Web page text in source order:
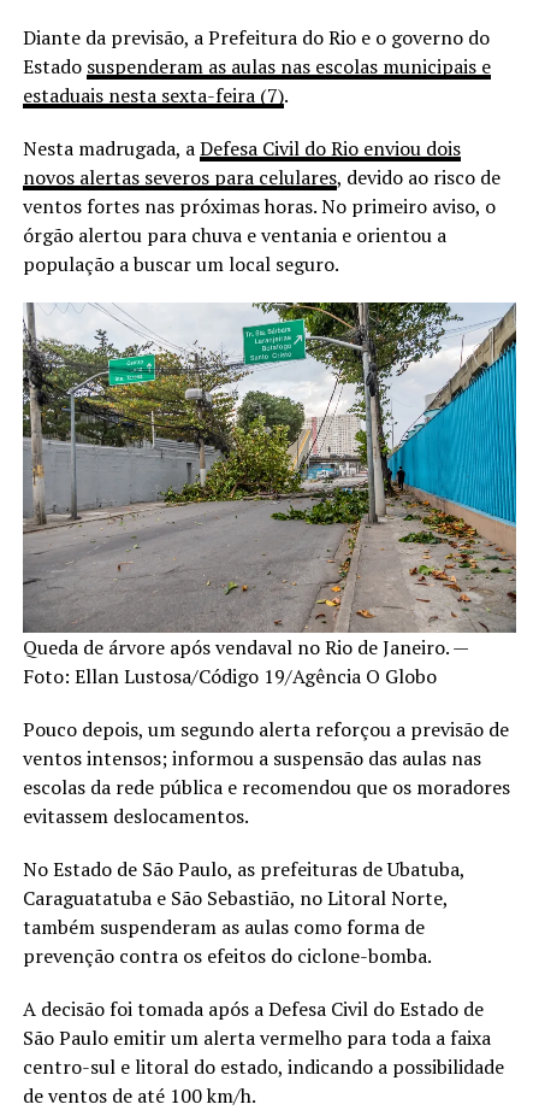
Diante da previsão, a Prefeitura do Rio e o governo do
Estado suspenderam as aulas nas escolas municipais e
estaduais nesta sexta-feira (7).
Nesta madrugada, aDefesa Civil do Rio enviou dois
novos alertas severos para celulares, devido ao risco de
ventos fortes nas próximas horas. No primeiro aviso, o
órgão alertou para chuva e ventania e orientou a
população a buscar um local seguro.
Queda de árvore após vendaval no Rio de Janeiro. —
Foto: Ellan Lustosa/Código 19/Agência O Globo
Pouco depois, um segundo alerta reforçou a previsão de
ventos intensos; informou a suspensão das aulas nas
escolas da rede pública e recomendou que os moradores
evitassem deslocamentos.
No Estado de São Paulo, as prefeituras de Ubatuba,
Caraguatatuba e São Sebastião, no Litoral Norte,
também suspenderam as aulas como forma de
prevenção contra os efeitos do ciclone-bomba.
A decisão foi tomada após a Defesa Civil do Estado de
São Paulo emitir um alerta vermelho para toda a faixa
centro-sul e litoral do estado, indicando a possibilidade
de ventos de até 100 km/h.